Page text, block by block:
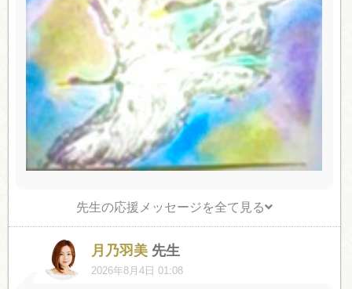
先生の応援メッセージを全て見る
月乃羽美 先生
2026年8月4日 01:08